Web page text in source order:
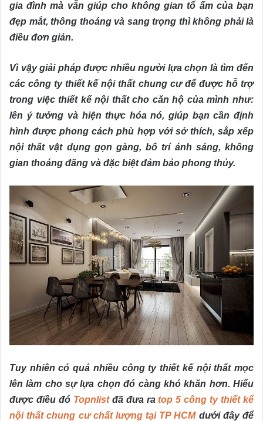
gia đình mà vẫn giúp cho không gian tổ ấm của bạn
đẹp mắt, thông thoáng và sang trọng thì không phải là
điều đơn giản.
Vì vậy giải pháp được nhiều người lựa chọn là tìm đến
các công ty thiết kế nội thất chung cư để được hỗ trợ
trong việc thiết kế nội thất cho căn hộ của mình như:
lên ý tưởng và hiện thực hóa nó, giúp bạn cần định
hình được phong cách phù hợp với sở thích, sắp xếp
nội thất vật dụng gọn gàng, bố trí ánh sáng, không
gian thoáng đãng và đặc biệt đảm bảo phong thủy.
Tuy nhiên có quá nhiều công ty thiết kế nội thất mọc
lên làm cho sự lựa chọn đó càng khó khăn hơn. Hiểu
được điều đó Topnlistđã đưa ratop 5 công ty thiết kế
nội thất chung cư chất lượng tại TP HCMdưới đây để